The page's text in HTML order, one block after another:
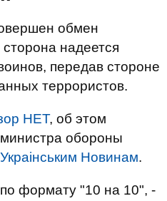
обмен
надеется
передав стороне
террористов.
НЕТ, об этом
обороны
Украiнським Новинам.
формату "10 на 10", -